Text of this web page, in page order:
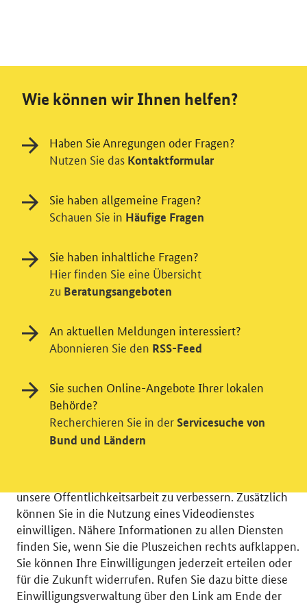
© 2026 Bundesministerium für Wirtschaft und Energie
RSS
Benutzerhinweise
Inhaltsverzeichnis
Impressum
Barrierefreiheit
Datenschutz
Einwilligung in Tracking und / oder
Videodienst
Wir bitten Sie an dieser Stelle um Ihre Einwilligung für
verschiedene Zusatzdienste unserer Webseite: Wir
unsere Öffentlichkeitsarbeit zu verbessern. Zusätzlich
können Sie in die Nutzung eines Videodienstes
einwilligen. Nähere Informationen zu allen Diensten
finden Sie, wenn Sie die Pluszeichen rechts aufklappen.
Sie können Ihre Einwilligungen jederzeit erteilen oder
für die Zukunft widerrufen. Rufen Sie dazu bitte diese
Einwilligungsverwaltung über den Link am Ende der
Wie können wir Ihnen helfen?
Haben Sie Anregungen oder Fragen?
Nutzen Sie das Kontaktformular
Sie haben allgemeine Fragen?
Schauen Sie in Häufige Fragen
Sie haben inhaltliche Fragen?
Hier finden Sie eine Übersicht
zu Beratungsangeboten
An aktuellen Meldungen interessiert?
Abonnieren Sie den RSS-Feed
Sie suchen Online-Angebote Ihrer lokalen
Behörde?
Recherchieren Sie in der Servicesuche von
Bund und Ländern